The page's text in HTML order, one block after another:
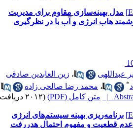
مدل بهینه‌سازی مقاوم برای مدیریت
هاب انرژی و آب با در نظرگیری
عبداللهی ،زین العابدین صادقی
،محمد رضا صالحی زاده
متن کامل (PDF) (۲۰۱۲ دریافت)
برنامه‌ریزی بهینه سیستم‌های انرژی‌
قطعیت و مفهوم احتمال هدررفت